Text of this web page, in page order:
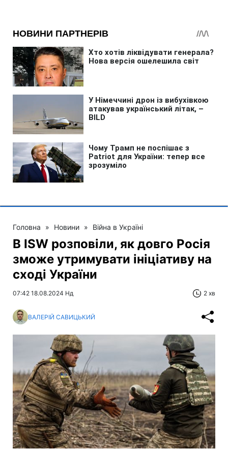
Головна » Новини » Війна в Україні
В ISW розповіли, як довго Росія
зможе утримувати ініціативу на
сході України
07:42 18.08.2024 Нд 2 хв
ВАЛЕРІЙ САВИЦЬКИЙ